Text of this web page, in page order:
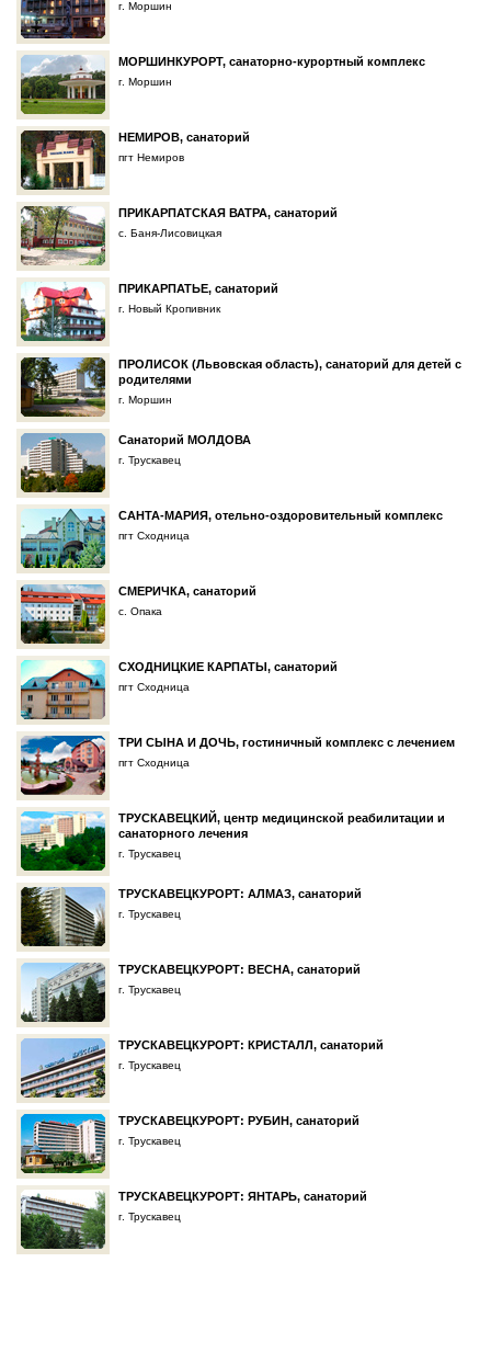
г. Моршин
МОРШИНКУРОРТ, санаторно-курортный комплекс
г. Моршин
НЕМИРОВ, санаторий
пгт Немиров
ПРИКАРПАТСКАЯ ВАТРА, санаторий
с. Баня-Лисовицкая
ПРИКАРПАТЬЕ, санаторий
г. Новый Кропивник
ПРОЛИСОК (Львовская область), санаторий для детей с
родителями
г. Моршин
Санаторий МОЛДОВА
г. Трускавец
САНТА-МАРИЯ, отельно-оздоровительный комплекс
пгт Сходница
СМЕРИЧКА, санаторий
с. Опака
СХОДНИЦКИЕ КАРПАТЫ, санаторий
пгт Сходница
ТРИ СЫНА И ДОЧЬ, гостиничный комплекс с лечением
пгт Сходница
ТРУСКАВЕЦКИЙ, центр медицинской реабилитации и
санаторного лечения
г. Трускавец
ТРУСКАВЕЦКУРОРТ: АЛМАЗ, санаторий
г. Трускавец
ТРУСКАВЕЦКУРОРТ: ВЕСНА, санаторий
г. Трускавец
ТРУСКАВЕЦКУРОРТ: КРИСТАЛЛ, санаторий
г. Трускавец
ТРУСКАВЕЦКУРОРТ: РУБИН, санаторий
г. Трускавец
ТРУСКАВЕЦКУРОРТ: ЯНТАРЬ, санаторий
г. Трускавец